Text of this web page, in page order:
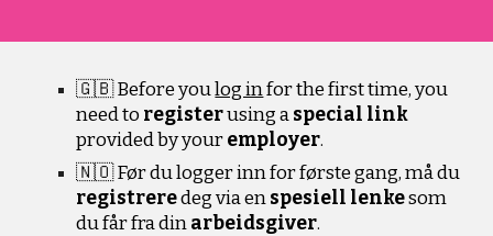
🇬🇧 Before youlog infor the first time, you
need to registerusing aspecial link
provided by youremployer.
🇳🇴 Før du logger inn for første gang, må du
registreredeg via enspesiell lenkesom
du får fra dinarbeidsgiver.